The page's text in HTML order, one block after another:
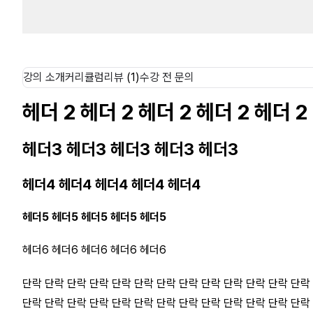
강의 소개커리큘럼리뷰 (1)수강 전 문의
헤더 2 헤더 2 헤더 2 헤더 2 헤더 2
헤더3 헤더3 헤더3 헤더3 헤더3
헤더4 헤더4 헤더4 헤더4 헤더4
헤더5 헤더5 헤더5 헤더5 헤더5
헤더6 헤더6 헤더6 헤더6 헤더6
단락 단락 단락 단락 단락 단락 단락 단락 단락 단락 단락 단락 단
단락 단락 단락 단락 단락 단락 단락 단락 단락 단락 단락 단락 단